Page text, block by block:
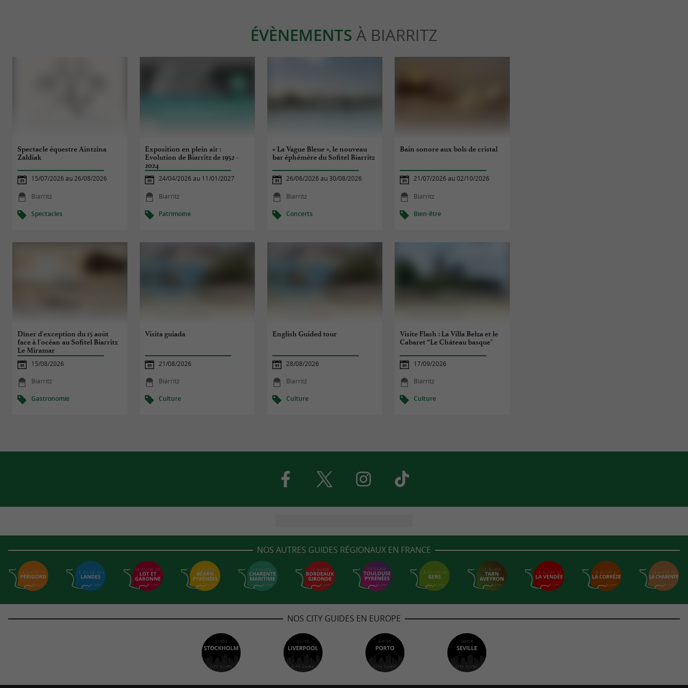
ÉVÈNEMENTS À BIARRITZ
Spectacle équestre Aintzina
Zaldiak
15/07/2026 au 26/08/2026
Biarritz
Spectacles
Exposition en plein air :
Evolution de Biarritz de 1952 -
2024
24/04/2026 au 11/01/2027
Biarritz
Patrimoine
« La Vague Bleue », le nouveau
bar éphémère du Sofitel Biarritz
26/06/2026 au 30/08/2026
Biarritz
Concerts
Bain sonore aux bols de cristal
21/07/2026 au 02/10/2026
Biarritz
Bien-être
Dîner d'exception du 15 août
face à l'océan au Sofitel Biarritz
Le Miramar
15/08/2026
Biarritz
Gastronomie
Visita guiada
21/08/2026
Biarritz
Culture
English Guided tour
28/08/2026
Biarritz
Culture
Visite Flash : La Villa Belza et le
Cabaret “Le Château basque"
17/09/2026
Biarritz
Culture
NOS AUTRES GUIDES RÉGIONAUX EN FRANCE
NOS CITY GUIDES EN EUROPE